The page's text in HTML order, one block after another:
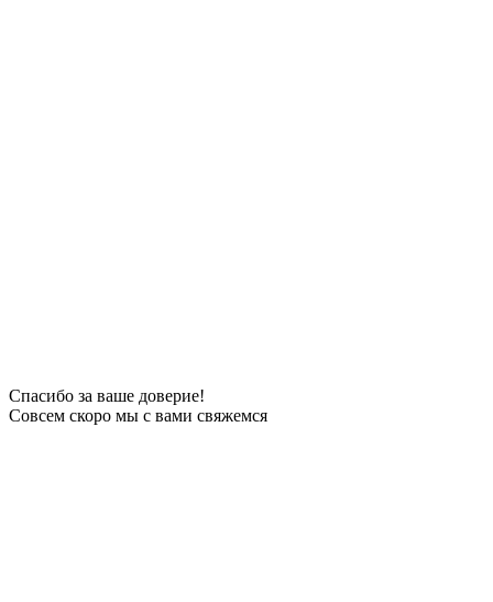
Спасибо за ваше доверие!
Совсем скоро мы с вами свяжемся